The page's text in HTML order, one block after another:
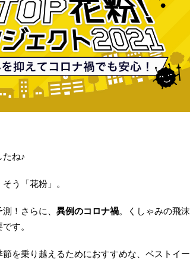
ね♪
う「花粉」。
！さらに、 異例のコロナ禍。くしゃみの飛沫
す。
を乗り越えるためにおすすめな、ベストイー